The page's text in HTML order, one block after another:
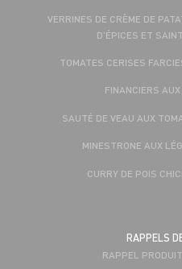
VERRINES DE CRÈME DE
D’ÉPICES ET
TOMATES CERISES
FINANCIERS
SAUTÉ DE VEAU AUX
MINESTRONE AUX
CURRY DE POIS
RAPPELS
RAPPEL